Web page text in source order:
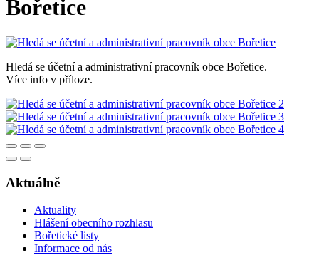
Bořetice
Hledá se účetní a administrativní pracovník obce Bořetice.
Více info v příloze.
Aktuálně
Aktuality
Hlášení obecního rozhlasu
Bořetické listy
Informace od nás